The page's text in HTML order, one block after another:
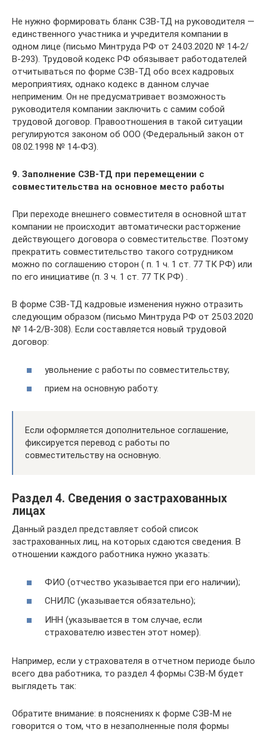
Не нужно формировать бланк СЗВ-ТД на руководителя —
единственного участника и учредителя компании в
одном лице (письмо Минтруда РФ от 24.03.2020 № 14-2/
В-293). Трудовой кодекс РФ обязывает работодателей
отчитываться по форме СЗВ-ТД обо всех кадровых
мероприятиях, однако кодекс в данном случае
неприменим. Он не предусматривает возможность
руководителя компании заключить с самим собой
трудовой договор. Правоотношения в такой ситуации
регулируются законом об ООО (Федеральный закон от
08.02.1998 № 14-ФЗ).
9. Заполнение СЗВ-ТД при перемещении с
совместительства на основное место работы
При переходе внешнего совместителя в основной штат
компании не происходит автоматически расторжение
действующего договора о совместительстве. Поэтому
прекратить совместительство такого сотрудником
можно по соглашению сторон ( п. 1 ч. 1 ст. 77 ТК РФ) или
по его инициативе (п. 3 ч. 1 ст. 77 ТК РФ) .
В форме СЗВ-ТД кадровые изменения нужно отразить
следующим образом (письмо Минтруда РФ от 25.03.2020
№ 14-2/В-308). Если составляется новый трудовой
договор:
увольнение с работы по совместительству;
прием на основную работу.
Если оформляется дополнительное соглашение,
фиксируется перевод с работы по
совместительству на основную.
Раздел 4. Сведения о застрахованных
лицах
Данный раздел представляет собой список
застрахованных лиц, на которых сдаются сведения. В
отношении каждого работника нужно указать:
ФИО (отчество указывается при его наличии);
СНИЛС (указывается обязательно);
ИНН (указывается в том случае, если
страхователю известен этот номер).
Например, если у страхователя в отчетном периоде было
всего два работника, то раздел 4 формы СЗВ-М будет
выглядеть так:
Обратите внимание: в пояснениях к форме СЗВ-М не
говорится о том, что в незаполненные поля формы